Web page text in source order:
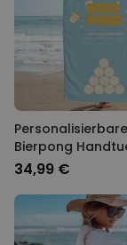
Bierpong
34,99 €